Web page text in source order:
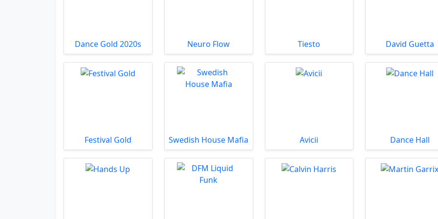
Dance Gold 2020s Neuro Flow Tiesto David Guetta
Festival Gold Swedish House Mafia Avicii Dance Hall